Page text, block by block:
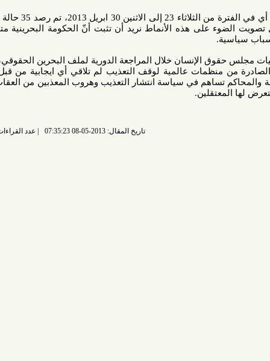
وأردف: "خلال أسبوع واحد فقط، أي في الفترة من الثلاثاء 23 إلى الاثنين 30 ابريل 2013، تم رصد 35 حالة تعذيب أما
على هذه الأنماط نريد أن تثبت أنّ الحكومة البحرينية متورطة في
الإنسان خلال المراجعة الدورية لملف البحرين الحقوقي، فضلا عن
عالمية لوقف التعذيب لم تلاقي أي ايجابية من قبل الحكومة
تساهم في سياسة انتشار التعذيب وهروب المعذبين من العقاب ولا تفتح
عدد القراءات: 9553 قراءة |